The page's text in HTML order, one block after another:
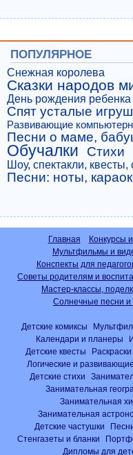
ПОПУЛЯРНОЕ
Снежная королева
Сказки народов
День рождения ребенка
Спят усталые
Развивающие
Песни о маме,
Обучалки Стихи
Шоу, спектакли, квесты,
Песни: ноты,
Главная Конкурсы
Мультфильмы и
Конспекты для
Советы родителям и
Мастер-классы,
Солнечные песни и
Детские комиксы
Календари и планеры
Детские квесты
Логические и
Детские стихи
Занимательная
Занимательная
Занимательная
Детские частушки
Стенгазеты и бланки
Дипломы для